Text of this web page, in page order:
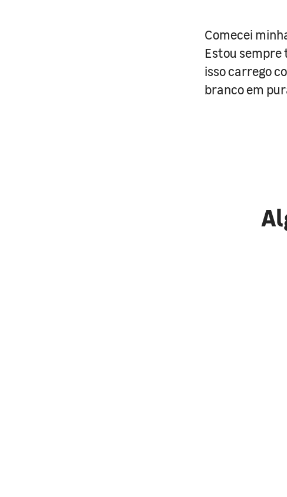
Comecei
Estou sempre
isso carrego
branco em